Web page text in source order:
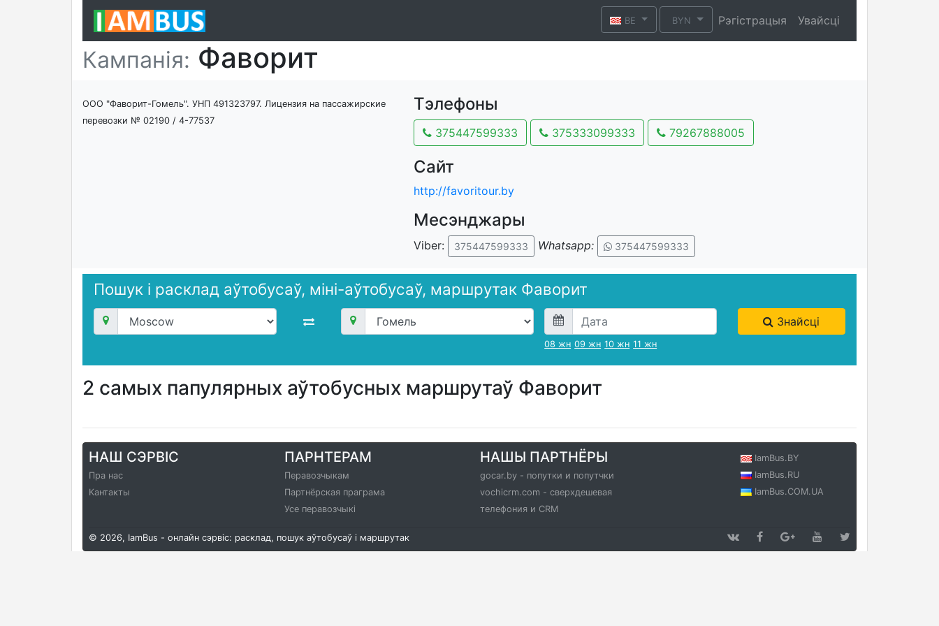
BE BYN Рэгістрацыя Увайсці
Кампанія: Фаворит
ООО "Фаворит-Гомель". УНП 491323797. Лицензия на пассажирские
перевозки № 02190 / 4-77537
Тэлефоны
375447599333 375333099333 79267888005
Сайт
http://favoritour.by
Месэнджары
Viber: 375447599333 Whatsapp: 375447599333
Пошук і расклад аўтобусаў, міні-аўтобусаў, маршрутак Фаворит
08 жн 09 жн 10 жн 11 жн
Знайсці
2 самых папулярных аўтобусных маршрутаў Фаворит
НАШ СЭРВІС
Пра нас
Кантакты
ПАРНТЕРАМ
Перавозчыкам
Партнёрская праграма
Усе перавозчыкі
НАШЫ ПАРТНЁРЫ
gocar.by - попутки и попутчки
vochicrm.com - сверхдешевая
телефония и CRM
IamBus.BY
IamBus.RU
IamBus.COM.UA
© 2026, IamBus - онлайн сэрвіс: расклад, пошук аўтобусаў і маршрутак